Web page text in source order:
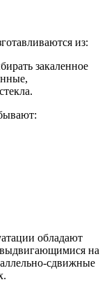
из:
закаленное
обладают
на
сдвижные